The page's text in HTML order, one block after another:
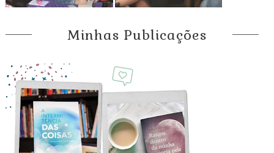
Minhas Publicações